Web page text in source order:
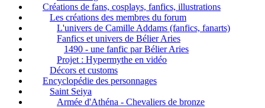
Créations de fans, cosplays, fanfics, illustrations
Les créations des membres du forum
L'univers de Camille Addams (fanfics, fanarts)
Fanfics et univers de Bélier Aries
1490 - une fanfic par Bélier Aries
Projet : Hypermythe en vidéo
Décors et customs
Encyclopédie des personnages
Saint Seiya
Armée d'Athéna - Chevaliers de bronze